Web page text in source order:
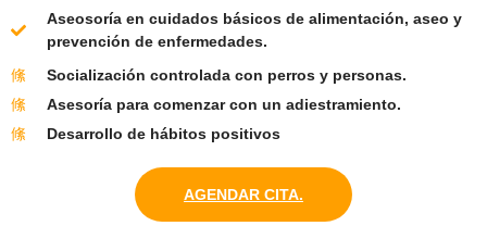
Aseosoría en cuidados básicos de alimentación, aseo y
prevención de enfermedades.
Socialización controlada con perros y personas.
Asesoría para comenzar con un adiestramiento.
Desarrollo de hábitos positivos
AGENDAR CITA.